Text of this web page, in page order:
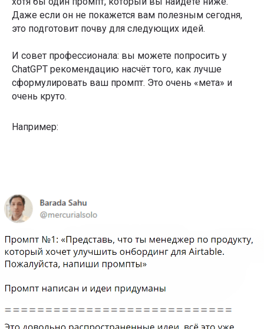
Даже если он не покажется вам полезным сегодня,
это подготовит почву для следующих идей.
И совет профессионала: вы можете попросить у
ChatGPT рекомендацию насчёт того, как лучше
сформулировать ваш промпт. Это очень «мета» и
очень круто.
Например: